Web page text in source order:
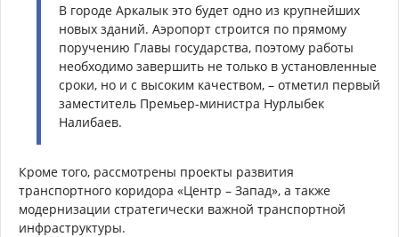
В городе Аркалык это будет одно из крупнейших
новых зданий. Аэропорт строится по прямому
поручению Главы государства, поэтому работы
необходимо завершить не только в установленные
сроки, но и с высоким качеством, – отметил первый
заместитель Премьер-министра Нурлыбек
Налибаев.
Кроме того, рассмотрены проекты развития
транспортного коридора «Центр – Запад», а также
модернизации стратегически важной транспортной
инфраструктуры.